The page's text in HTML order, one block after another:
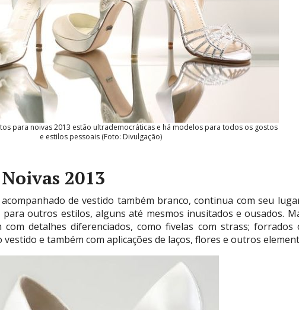
para noivas 2013 estão ultrademocráticas e há modelos para todos os gostos
e estilos pessoais (Foto: Divulgação)
2013
de vestido também branco, continua com seu
outros estilos, alguns até mesmos inusitados e ousados.
detalhes diferenciados, como fivelas com strass; forrados
vestido e também com aplicações de laços, flores e outros